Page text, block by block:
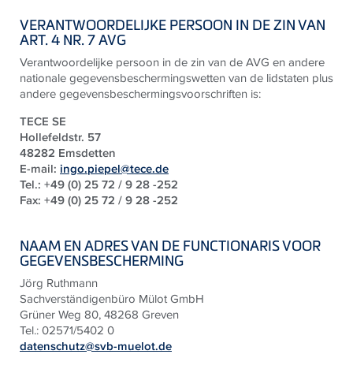
VERANTWOORDELIJKE PERSOON IN DE ZIN VAN
ART. 4 NR. 7 AVG
Verantwoordelijke persoon in de zin van de AVG en andere
nationale gegevensbeschermingswetten van de lidstaten plus
andere gegevensbeschermingsvoorschriften is:
TECE SE
Hollefeldstr. 57
48282 Emsdetten
E-mail: ingo.piepel@tece.de
Tel.: +49 (0) 25 72 / 9 28 -252
Fax: +49 (0) 25 72 / 9 28 -252
NAAM EN ADRES VAN DE FUNCTIONARIS VOOR
GEGEVENSBESCHERMING
Jörg Ruthmann
Sachverständigenbüro Mülot GmbH
Grüner Weg 80, 48268 Greven
Tel.: 02571/5402 0
datenschutz@svb-muelot.de